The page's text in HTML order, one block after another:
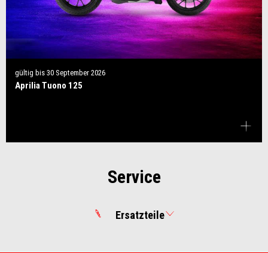
gültig bis 30 September 2026
Aprilia Tuono 125
Service
Ersatzteile